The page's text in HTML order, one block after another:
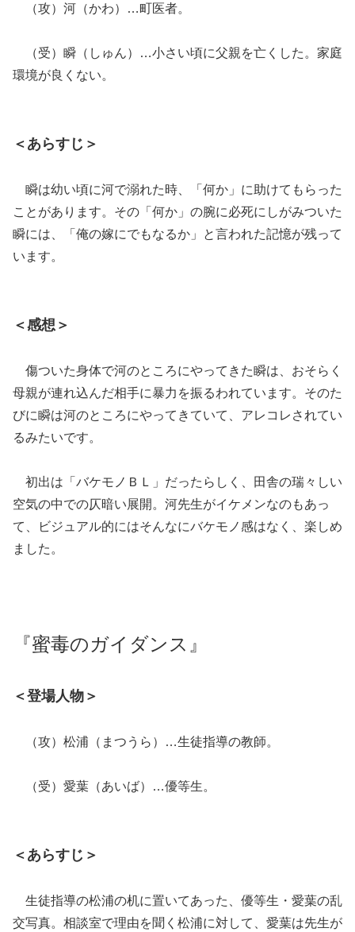
（攻）河（かわ）…町医者。
（受）瞬（しゅん）…小さい頃に父親を亡くした。家庭
環境が良くない。
＜あらすじ＞
瞬は幼い頃に河で溺れた時、「何か」に助けてもらった
ことがあります。その「何か」の腕に必死にしがみついた
瞬には、「俺の嫁にでもなるか」と言われた記憶が残って
います。
＜感想＞
傷ついた身体で河のところにやってきた瞬は、おそらく
母親が連れ込んだ相手に暴力を振るわれています。そのた
びに瞬は河のところにやってきていて、アレコレされてい
るみたいです。
初出は「バケモノＢＬ」だったらしく、田舎の瑞々しい
空気の中での仄暗い展開。河先生がイケメンなのもあっ
て、ビジュアル的にはそんなにバケモノ感はなく、楽しめ
ました。
『蜜毒のガイダンス』
＜登場人物＞
（攻）松浦（まつうら）…生徒指導の教師。
（受）愛葉（あいば）…優等生。
＜あらすじ＞
生徒指導の松浦の机に置いてあった、優等生・愛葉の乱
交写真。相談室で理由を聞く松浦に対して、愛葉は先生が